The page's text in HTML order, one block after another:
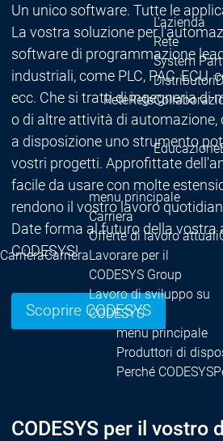
ReteRete
L'azienda
Rete
System
Distributori
Educazione
CarrieraCarriera
menu principale
Carriera
Offerte di lavoro attuali
Lavorare per il
CODESYS Group
Lavoro di sviluppo su
CODESYS
menu principale
Produttori di
Perché CODESYS
Un unico software. Tutte le
La vostra soluzione per
software di programmazione
industriali, come PLC, PAC, ECU,
ecc. Che si tratti di ingegneria di
o di altre attività di automazione,
a disposizione uno strumento
vostri progetti. Approfittate
facile da usare con molte
rendono il vostro lavoro
Date forma al futuro della vostra
CODESYS!
Scoprire CODESYS
CODESYS per il vostro